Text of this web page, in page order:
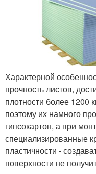
Характерной
прочность листов,
плотности более 1200
поэтому их намного
гипсокартон, а при
специализированные
пластичности -
поверхности не